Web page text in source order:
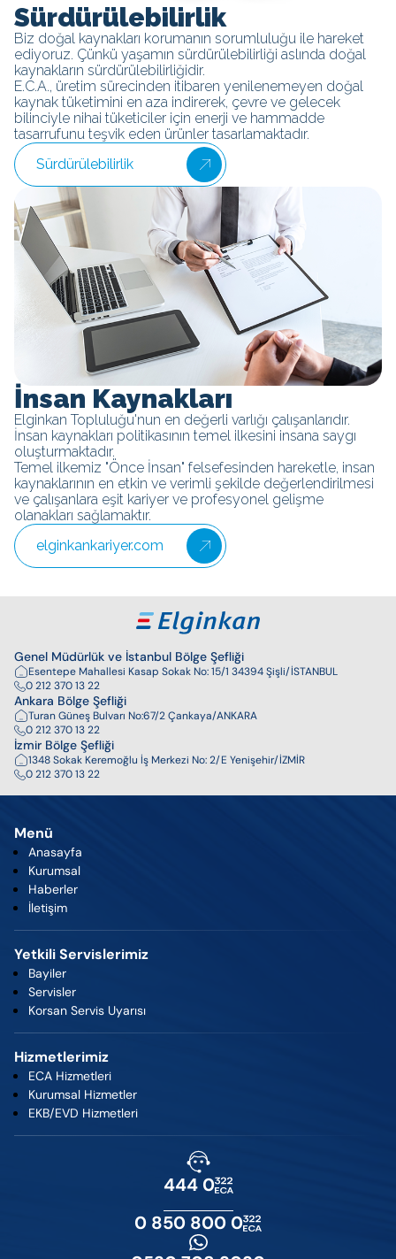
Sürdürülebilirlik
Biz doğal kaynakları korumanın sorumluluğu ile hareket
ediyoruz. Çünkü yaşamın sürdürülebilirliği aslında doğal
kaynakların sürdürülebilirliğidir.
E.C.A., üretim sürecinden itibaren yenilenemeyen doğal
kaynak tüketimini en aza indirerek, çevre ve gelecek
bilinciyle nihai tüketiciler için enerji ve hammadde
tasarrufunu teşvik eden ürünler tasarlamaktadır.
Sürdürülebilirlik
İnsan Kaynakları
Elginkan Topluluğu'nun en değerli varlığı çalışanlarıdır.
İnsan kaynakları politikasının temel ilkesini insana saygı
oluşturmaktadır.
Temel ilkemiz "Önce İnsan" felsefesinden hareketle, insan
kaynaklarının en etkin ve verimli şekilde değerlendirilmesi
ve çalışanlara eşit kariyer ve profesyonel gelişme
olanakları sağlamaktır.
elginkankariyer.com
Genel Müdürlük ve İstanbul Bölge Şefliği
Esentepe Mahallesi Kasap Sokak No: 15/1 34394 Şişli/İSTANBUL
0 212 370 13 22
Ankara Bölge Şefliği
Turan Güneş Bulvarı No:67/2 Çankaya/ANKARA
0 212 370 13 22
İzmir Bölge Şefliği
1348 Sokak Keremoğlu İş Merkezi No: 2/E Yenişehir/İZMİR
0 212 370 13 22
Menü
Anasayfa
Kurumsal
Haberler
İletişim
Yetkili Servislerimiz
Bayiler
Servisler
Korsan Servis Uyarısı
Hizmetlerimiz
ECA Hizmetleri
Kurumsal Hizmetler
EKB/EVD Hizmetleri
444 0
0 850 800 0